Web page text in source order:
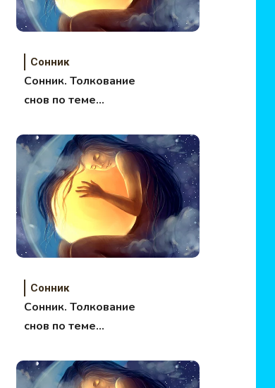
Сонник
Сонник. Толкование
снов по теме
Сонник
Сонник. Толкование
снов по теме